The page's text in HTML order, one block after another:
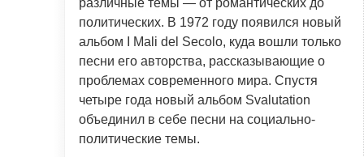
политических. В 1972 году появился новый
альбом I Mali del Secolo, куда вошли только
песни его авторства, рассказывающие о
проблемах современного мира. Спустя
четыре года новый альбом Svalutation
объединил в себе песни на социально-
политические темы.